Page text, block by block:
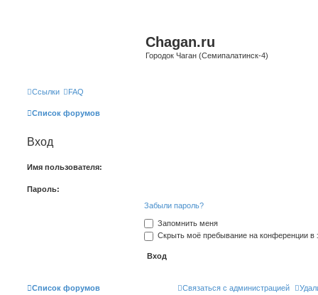
Chagan.ru
Городок Чаган (Семипалатинск-4)
Ссылки FAQ
Список форумов
Вход
Имя пользователя:
Пароль:
Забыли пароль?
Запомнить меня
Скрыть моё пребывание на конференции в
Список форумов Связаться с администрацией